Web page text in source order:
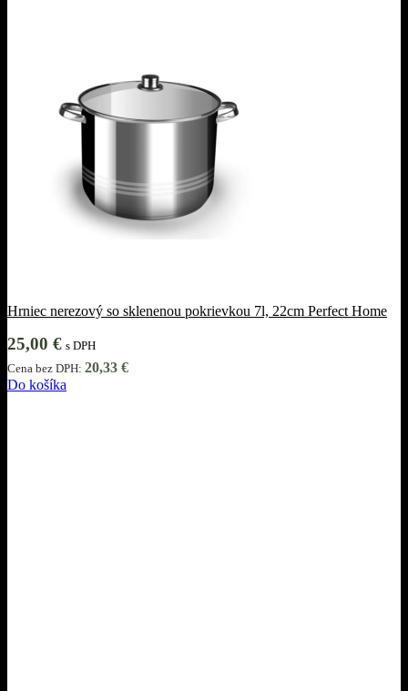
Hrniec nerezový so sklenenou pokrievkou 7l, 22cm Perfect Home
25,00 € s DPH
Cena bez DPH: 20,33 €
Do košíka